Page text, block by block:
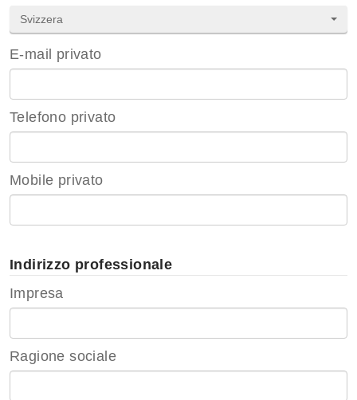
Svizzera
E-mail privato
Telefono privato
Mobile privato
Indirizzo professionale
Impresa
Ragione sociale